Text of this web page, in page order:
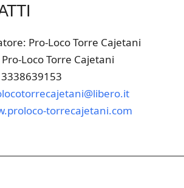
Pro-Loco Torre Cajetani
Loco Torre Cajetani
torrecajetani.com